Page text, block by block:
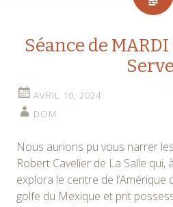
Séance de
AVRIL 10, 2024
DOM
Nous aurions pu vous narrer
Robert Cavelier de La Salle qui,
explora le centre de l’Amérique
golfe du Mexique et prit